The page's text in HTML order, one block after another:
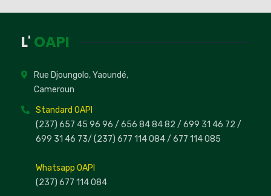
L' OAPI
Rue Djoungolo, Yaoundé,
Cameroun
Standard OAPI
(237) 657 45 96 96 / 656 84 84 82 / 699 31 46 72 /
699 31 46 73/ (237) 677 114 084 / 677 114 085
Whatsapp OAPI
(237) 677 114 084